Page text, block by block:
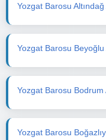
Yozgat Barosu Altındağ
Yozgat Barosu Beyoğlu
Yozgat Barosu Bodrum
Yozgat Barosu